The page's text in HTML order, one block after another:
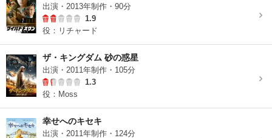
出演・2013年制作・90分
1.9
役：リチャード
ザ・キングダム 砂の惑星
出演・2011年制作・105分
1.3
役：Moss
幸せへのキセキ
出演・2011年制作・124分